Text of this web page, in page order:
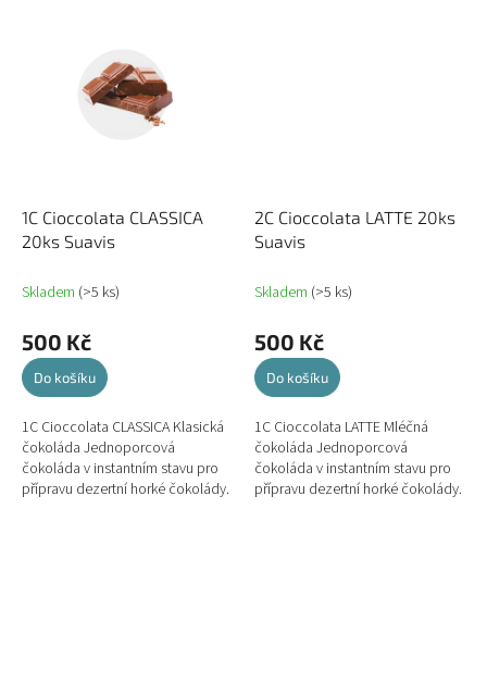
1C Cioccolata CLASSICA
20ks Suavis
Skladem (>5 ks)
500 Kč
Do košíku
1C Cioccolata CLASSICA Klasická
čokoláda Jednoporcová
čokoláda v instantním stavu pro
přípravu dezertní horké čokolády.
2C Cioccolata LATTE 20ks
Suavis
Skladem (>5 ks)
500 Kč
Do košíku
1C Cioccolata LATTE Mléčná
čokoláda Jednoporcová
čokoláda v instantním stavu pro
přípravu dezertní horké čokolády.